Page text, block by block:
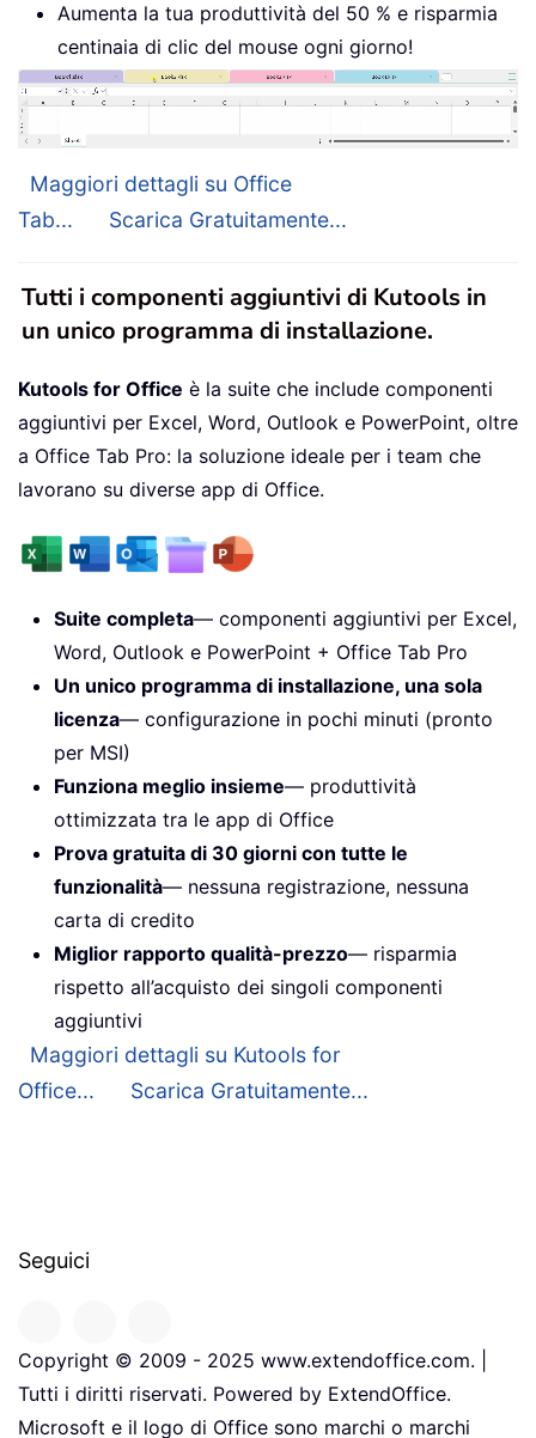
Aumenta la tua produttività del 50 % e risparmia
centinaia di clic del mouse ogni giorno!
Maggiori dettagli su Office
Tab...
Scarica Gratuitamente...
Tutti i componenti aggiuntivi di Kutools in
un unico programma di installazione.
Kutools for Office è la suite che include componenti
aggiuntivi per Excel, Word, Outlook e PowerPoint, oltre
a Office Tab Pro: la soluzione ideale per i team che
lavorano su diverse app di Office.
Suite completa— componenti aggiuntivi per Excel,
Word, Outlook e PowerPoint + Office Tab Pro
Un unico programma di installazione, una sola
licenza— configurazione in pochi minuti (pronto
per MSI)
Funziona meglio insieme— produttività
ottimizzata tra le app di Office
Prova gratuita di 30 giorni con tutte le
funzionalità— nessuna registrazione, nessuna
carta di credito
Miglior rapporto qualità-prezzo— risparmia
rispetto all’acquisto dei singoli componenti
aggiuntivi
Maggiori dettagli su Kutools for
Office...
Scarica Gratuitamente...
Seguici
Copyright © 2009 - 2025 www.extendoffice.com. |
Tutti i diritti riservati. Powered by ExtendOffice.
Microsoft e il logo di Office sono marchi o marchi